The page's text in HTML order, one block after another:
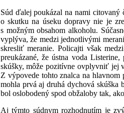
Súd ďalej poukázal na nami citovaný
o skutku na úseku dopravy nie je
s možným obsahom alkoholu.
vyplýva, že medzi jednotlivými
skresliť meranie. Policajti však
preukázané, že ústna voda
skúšky, môže pozitívne ovplyvniť jej
Z výpovede tohto znalca na
mohla prvá aj druhá dychová skúška
bol oslobodený spod obžaloby tak,
Aj týmto súdnym rozhodnutím je